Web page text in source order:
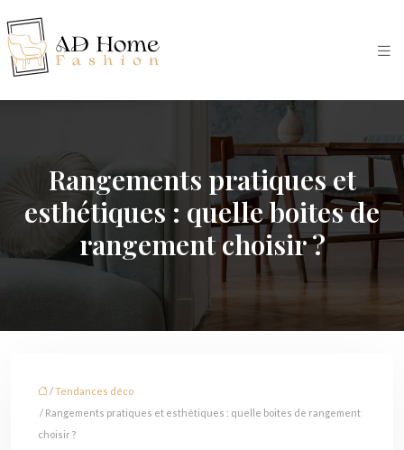
Rangements pratiques et
esthétiques : quelle boites de
rangement choisir ?
/Tendances déco
/ Rangements pratiques et esthétiques : quelle boites de rangement
choisir ?